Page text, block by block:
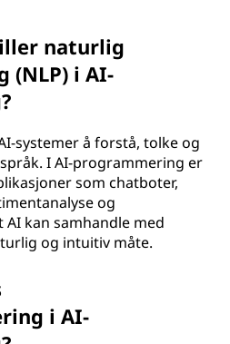
naturlig
(NLP) i AI-
systemer å forstå, tolke og
I AI-programmering er
som chatboter,
og
kan samhandle med
og intuitiv måte.
i AI-